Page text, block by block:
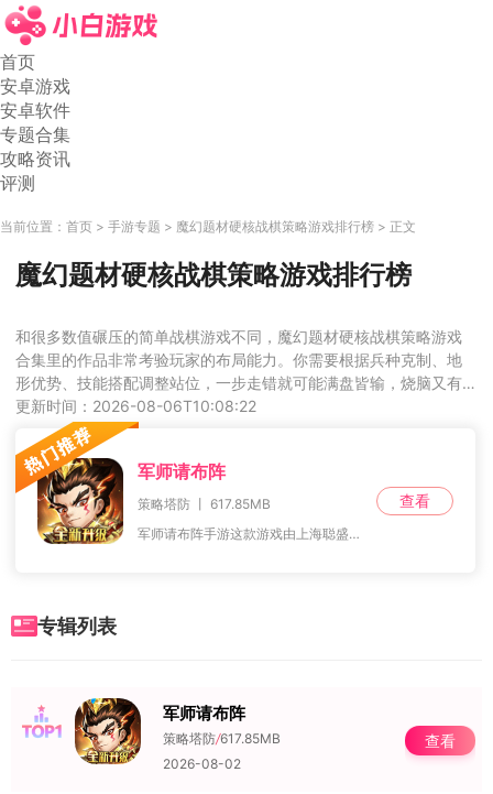
首页
安卓游戏
安卓软件
专题合集
攻略资讯
评测
当前位置： 首页 手游专题 魔幻题材硬核战棋策略游戏排行榜 正文
魔幻题材硬核战棋策略游戏排行榜
和很多数值碾压的简单战棋游戏不同，魔幻题材硬核战棋策略游戏
合集里的作品非常考验玩家的布局能力。你需要根据兵种克制、地
形优势、技能搭配调整站位，一步走错就可能满盘皆输，烧脑又有
成就感，是战棋爱好者的必玩合集。
更新时间：2026-08-06T10:08:22
军师请布阵
策略塔防 丨 617.85MB
军师请布阵手游这款游戏由上海聪盛网络科技有限公司开发，是一款回合制卡牌策略游戏。游戏画面采用了Q版卡通风格，并以三国时期为背景，将众多武将进行了萌化处理。即使
查看
专辑列表
NO.1 军师请布阵
策略塔防/617.85MB
2026-08-02
查看